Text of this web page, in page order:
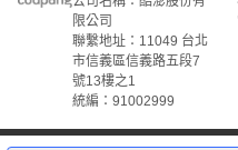
2
限公司
聯繫地址：11049 台北
市信義區信義路五段7
號13樓之1
統編：91002999
©Coupang Taiwan Co., Ltd. 保留所有